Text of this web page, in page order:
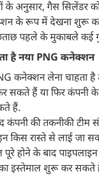
के अनुसार, गैस सिलेंडर
के रूप में देखना शुरू
पहले के मुकाबले कई
है नया PNG कनेक्शन
कनेक्शन लेना चाहता
हैं या फिर कंपनी के
हैं.
की तकनीकी टीम
किस रास्ते से लाई जा
होने के बाद
इस्तेमाल शुरू कर सकते